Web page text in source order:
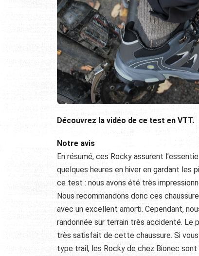
Découvrez la vidéo de ce test en VTT.
Notre avis
En résumé, ces Rocky assurent
quelques heures en hiver en gardant les
ce test : nous avons été très
Nous recommandons donc ces
avec un excellent amorti. Cependant,
randonnée sur terrain très accidenté. Le
très satisfait de cette chaussure. Si
type trail, les Rocky de chez Bionec